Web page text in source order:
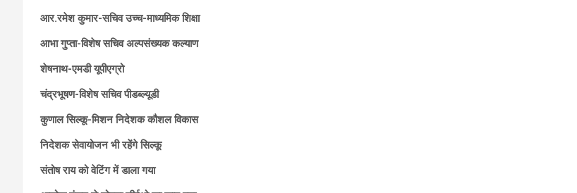
आर.रमेश कुमार-सचिव उच्च-माध्यमिक शिक्षा
आभा गुप्ता-विशेष सचिव अल्पसंख्यक कल्याण
शेषनाथ-एमडी यूपीएग्रो
चंद्रभूषण-विशेष सचिव पीडब्ल्यूडी
कुणाल सिल्कू-मिशन निदेशक कौशल विकास
निदेशक सेवायोजन भी रहेंगे सिल्कू
संतोष राय को वेटिंग में डाला गया